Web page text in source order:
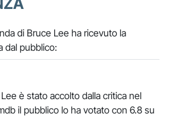
di Bruce Lee ha ricevuto la
dal pubblico:
è stato accolto dalla critica nel
il pubblico lo ha votato con 6.8 su